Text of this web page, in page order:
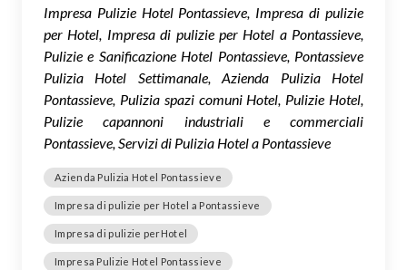
Impresa Pulizie Hotel Pontassieve, Impresa di pulizie
per Hotel, Impresa di pulizie per Hotel a Pontassieve,
Pulizie e Sanificazione Hotel Pontassieve, Pontassieve
Pulizia Hotel Settimanale, Azienda Pulizia Hotel
Pontassieve, Pulizia spazi comuni Hotel, Pulizie Hotel,
Pulizie capannoni industriali e commerciali
Pontassieve, Servizi di Pulizia Hotel a Pontassieve
Azienda Pulizia Hotel Pontassieve
Impresa di pulizie per Hotel a Pontassieve
Impresa di pulizie perHotel
Impresa Pulizie Hotel Pontassieve